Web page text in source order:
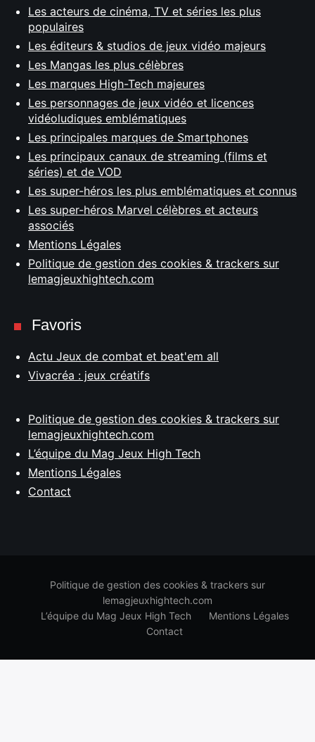
Les acteurs de cinéma, TV et séries les plus
populaires
Les éditeurs & studios de jeux vidéo majeurs
Les Mangas les plus célèbres
Les marques High-Tech majeures
Les personnages de jeux vidéo et licences
vidéoludiques emblématiques
Les principales marques de Smartphones
Les principaux canaux de streaming (films et
séries) et de VOD
Les super-héros les plus emblématiques et connus
Les super-héros Marvel célèbres et acteurs
associés
Mentions Légales
Politique de gestion des cookies & trackers sur
lemagjeuxhightech.com
Favoris
Actu Jeux de combat et beat'em all
Vivacréa : jeux créatifs
Politique de gestion des cookies & trackers sur
lemagjeuxhightech.com
L’équipe du Mag Jeux High Tech
Mentions Légales
Contact
Politique de gestion des cookies & trackers sur
lemagjeuxhightech.com
L’équipe du Mag Jeux High Tech
Mentions Légales
Contact